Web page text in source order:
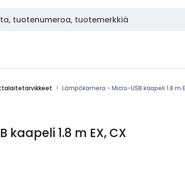
Lämpökamera - Micro-USB kaapeli 1.8 m
1.8 m EX, CX